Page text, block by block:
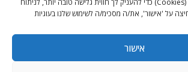
אתר זה משתמש בעוגיות (Cookies) כדי להעניק לך חווית גלישה טובה יותר, לניתוח
על 'אישור', את/ה מסכימ/ה לשימוש שלנו בעוגיות
אישור
כל הזכויות שמורות למ.פינס |
ובנייהאקסטרה דיגיטל